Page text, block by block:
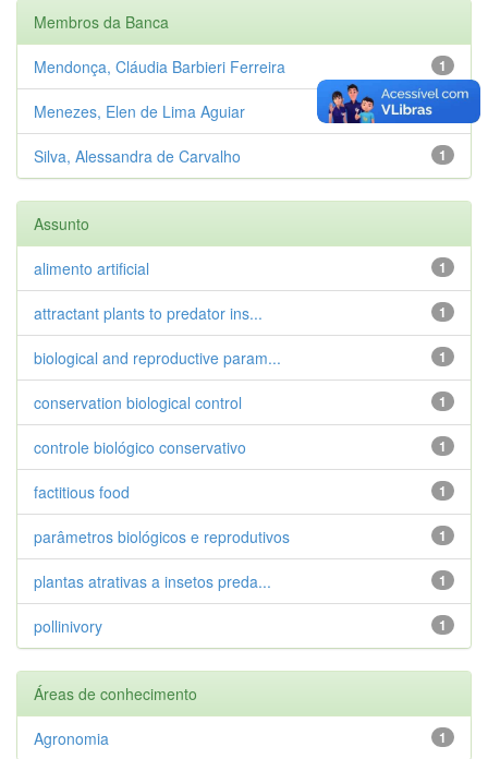
Membros da Banca
1
Mendonça, Cláudia Barbieri Ferreira
Menezes, Elen de Lima Aguiar
1
Silva, Alessandra de Carvalho
Assunto
1
alimento artificial
1
attractant plants to predator ins...
1
biological and reproductive param...
1
conservation biological control
1
controle biológico conservativo
1
factitious food
1
parâmetros biológicos e reprodutivos
1
plantas atrativas a insetos preda...
1
pollinivory
Áreas de conhecimento
1
Agronomia